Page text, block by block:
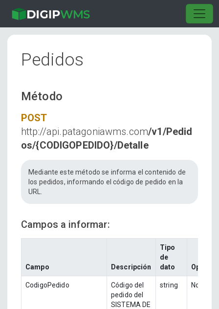
Pedidos
Método
POST
http://api.patagoniawms.com/v1/Pedid
os/{CODIGOPEDIDO}/Detalle
Mediante este método se informa el contenido de
los pedidos, informando el código de pedido en la
URL.
Campos a informar:
Campo Descripción
Tipo
de
dato
CodigoPedido
Código del
pedido del
SISTEMA DE
string No